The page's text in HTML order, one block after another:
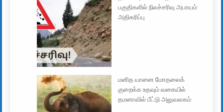
பகுதிகளில் நிலச்சரிவு அபாயம்
அதிகரிப்பு
மனித யானை மோதலைக்
குறைக்க உதவும் வகையில்
தமனாவில் பீட்டு அலுவலகம்